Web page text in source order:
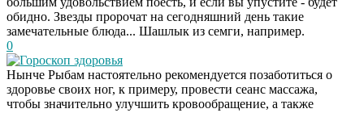
обидно. Звезды пророчат на сегодняшний день такие
замечательные блюда... Шашлык из семги, например.
0
Гороскоп здоровья
Нынче Рыбам настоятельно рекомендуется позаботиться о
здоровье своих ног, к примеру, провести сеанс массажа,
чтобы значительно улучшить кровообращение, а также
Даже самый
запущенный грибок
исчезнет с корнем,
если перед сном…